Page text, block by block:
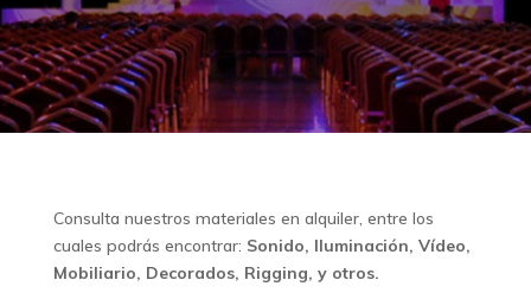
Consulta nuestros materiales en alquiler, entre los
cuales podrás encontrar: Sonido, Iluminación, Vídeo,
Mobiliario, Decorados, Rigging, y otros.